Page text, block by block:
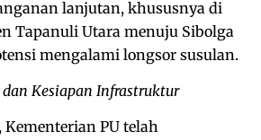
lanjutan, khususnya di
Tapanuli Utara menuju Sibolga
mengalami longsor susulan.
Kesiapan Infrastruktur
PU telah